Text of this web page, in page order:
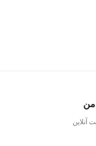
آنلاین